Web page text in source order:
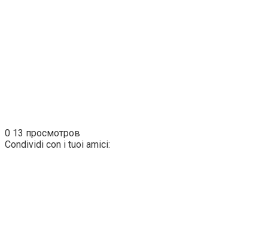
0 13 просмотров
Condividi con i tuoi amici: